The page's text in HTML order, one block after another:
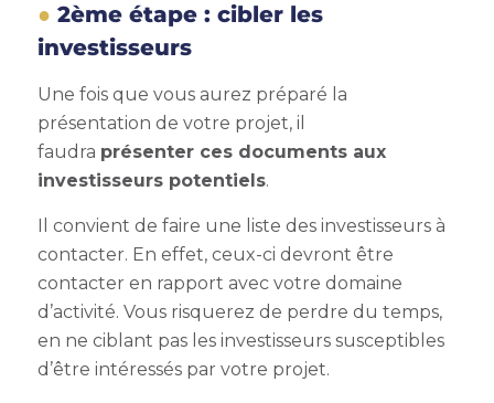
2ème étape : cibler les
investisseurs
Une fois que vous aurez préparé la
présentation de votre projet, il
faudra présenter ces documents aux
investisseurs potentiels.
Il convient de faire une liste des investisseurs à
contacter. En effet, ceux-ci devront être
contacter en rapport avec votre domaine
d’activité. Vous risquerez de perdre du temps,
en ne ciblant pas les investisseurs susceptibles
d’être intéressés par votre projet.